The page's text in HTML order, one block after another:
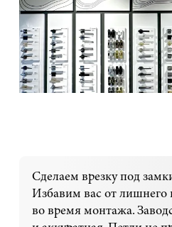
Сделаем врезку под
Избавим вас от лишнего
во время монтажа.